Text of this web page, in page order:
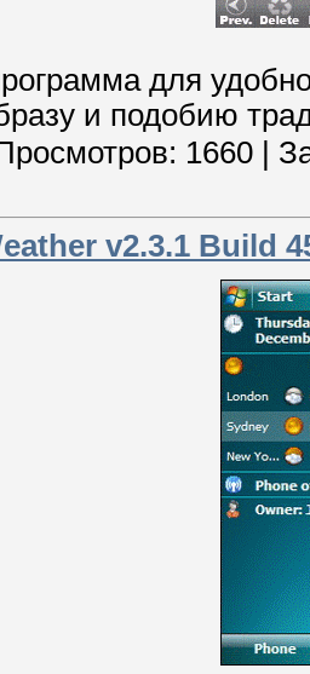
для
и подобию
1660
v2.3.1 Build